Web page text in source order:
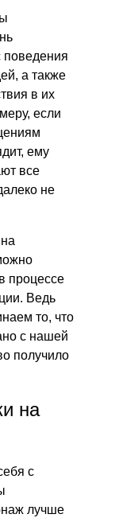
поведения
а также
в их
если
ему
все
не
процессе
Ведь
то, что
с нашей
получило
на
с
лучше